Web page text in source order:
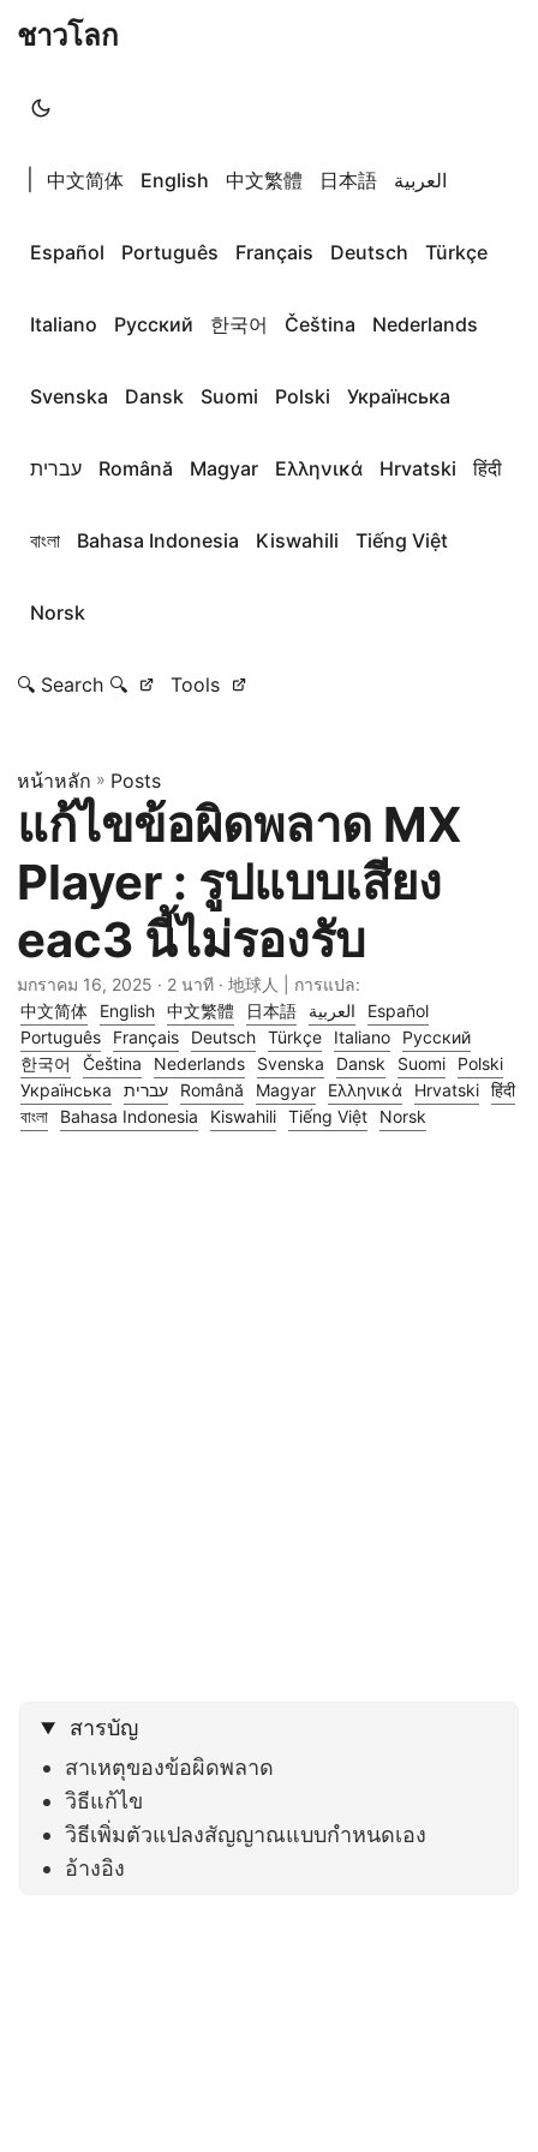
ชาวโลก
中文简体 English 中文繁體 日本語 العربية
Español Português Français Deutsch Türkçe
Italiano Русский 한국어 Čeština Nederlands
Svenska Dansk Suomi Polski Українська
עברית Română Magyar Ελληνικά Hrvatski हिंदी
বাংলা Bahasa Indonesia Kiswahili Tiếng Việt
Norsk
🔍 Search 🔍 Tools
หน้าหลัก » Posts
แก้ไขข้อผิดพลาด MX
Player : รูปแบบเสียง
eac3 นี้ไม่รองรับ
มกราคม 16, 2025 · 2 นาที · 地球人 | การแปล:
中文简体
English 中文繁體 日本語 العربية
Español
Português
Français Deutsch Türkçe Italiano
Русский
한국어
Čeština Nederlands Svenska Dansk Suomi
Polski
Українська
עברית Română Magyar Ελληνικά Hrvatski हिंदी
বাংলা
Bahasa Indonesia Kiswahili Tiếng Việt Norsk
สารบัญ
สาเหตุของข้อผิดพลาด
วิธีแก้ไข
วิธีเพิ่มตัวแปลงสัญญาณแบบกำหนดเอง
อ้างอิง